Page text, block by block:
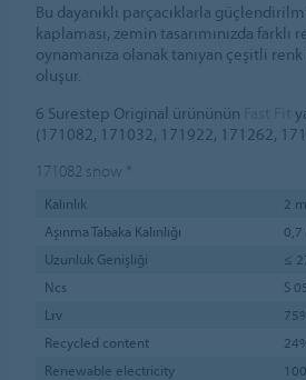
Bu dayanıklı parçacıklarla
kaplaması, zemin tasarımınızda farklı
oynamanıza olanak tanıyan çeşitli
oluşur.
6 Surestep Original ürününün
(171082, 171032, 171922, 171262,
171082 snow
Kalınlık
2
Aşınma Tabaka Kalınlığı
Uzunluk Genişliği
≤
Ncs
S
Lrv
Recycled content
Renewable electricity